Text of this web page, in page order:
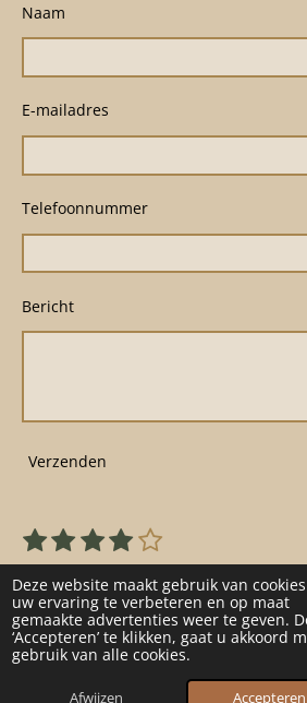
Deze website maakt gebruik van
uw ervaring te verbeteren en op maat
gemaakte advertenties weer te geven.
‘Accepteren’ te klikken, gaat u akkoord
gebruik van alle cookies.
Afwijzen Accepteren
Naam
E-mailadres
Telefoonnummer
Bericht
Verzenden
R
a
t
i
n
1
s
t
e
r
2
s
t
e
r
r
3
s
t
e
r
r
4
s
t
e
r
r
5
s
t
e
r
r
S
e
m
m
e
n
22 stemmen